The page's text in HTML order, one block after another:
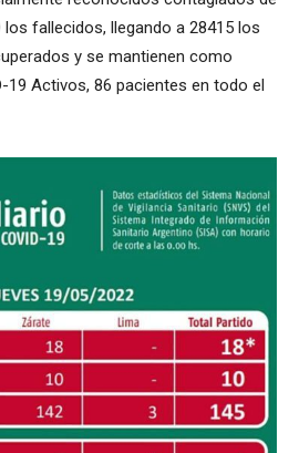
fallecidos, llegando a 28415 los
y se mantienen como
19 Activos, 86 pacientes en todo el